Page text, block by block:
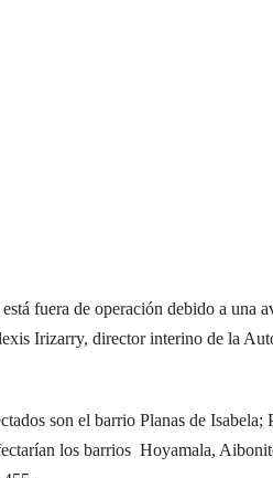
fuera de operación debido a una
Irizarry, director interino de la
son el barrio Planas de
los barrios Hoyamala,